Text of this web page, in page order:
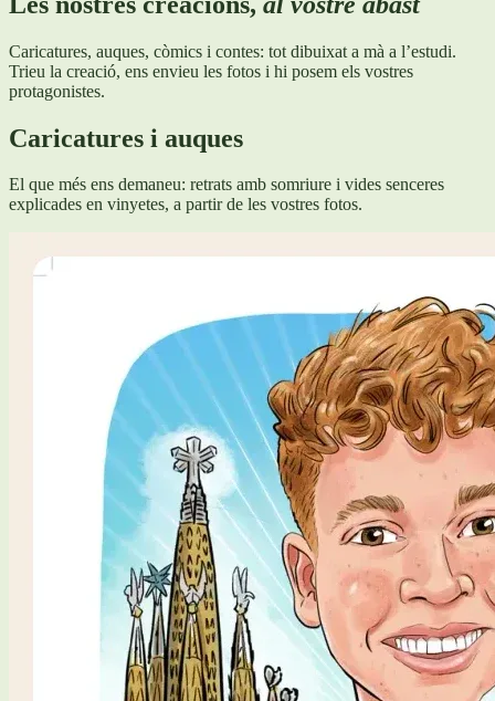
Caricatures, auques, còmics i contes: tot dibuixat a mà a l’estudi.
Trieu la creació, ens envieu les fotos i hi posem els vostres
protagonistes.
Caricatures i auques
El que més ens demaneu: retrats amb somriure i vides senceres
explicades en vinyetes, a partir de les vostres fotos.